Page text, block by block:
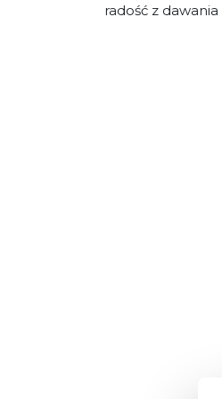
radość z